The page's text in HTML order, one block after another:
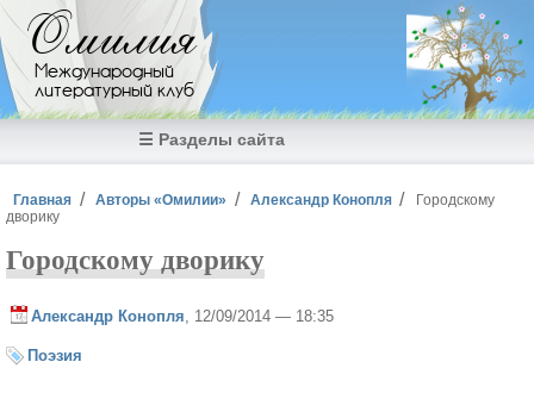
Перейти к основному содержанию
Омилия
Международный
литературный клуб
☰ Разделы сайта
Вы здесь
Главная Авторы «Омилии» Александр Конопля
Городскому
дворику
Городскому дворику
Александр Конопля , 12/09/2014 — 18:35
Поэзия